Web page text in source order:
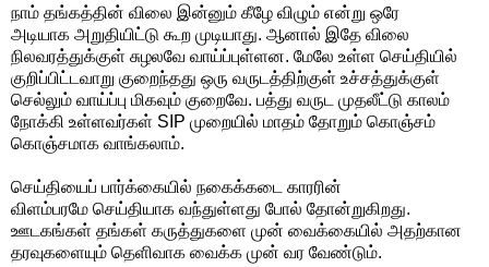
நாம் தங்கத்தின் விலை இன்னும் கீழே விழும் என்று ஒரே
அடியாக அறுதியிட்டு கூற முடியாது. ஆனால் இதே விலை
நிலவரத்துக்குள் சுழலவே வாய்ப்புள்ளன. மேலே உள்ள செய்தியில்
குறிப்பிட்டவாறு குறைந்தது ஒரு வருடத்திற்குள் உச்சத்துக்குள்
செல்லும் வாய்ப்பு மிகவும் குறைவே. பத்து வருட முதலீட்டு காலம்
நோக்கி உள்ளவர்கள் SIP முறையில் மாதம் தோறும் கொஞ்சம்
கொஞ்சமாக வாங்கலாம்.
செய்தியைப் பார்க்கையில் நகைக்கடை காரரின்
விளம்பரமே செய்தியாக வந்துள்ளது போல் தோன்றுகிறது.
ஊடகங்கள் தங்கள் கருத்துகளை முன் வைக்கையில் அதற்கான
தரவுகளையும் தெளிவாக வைக்க முன் வர வேண்டும்.